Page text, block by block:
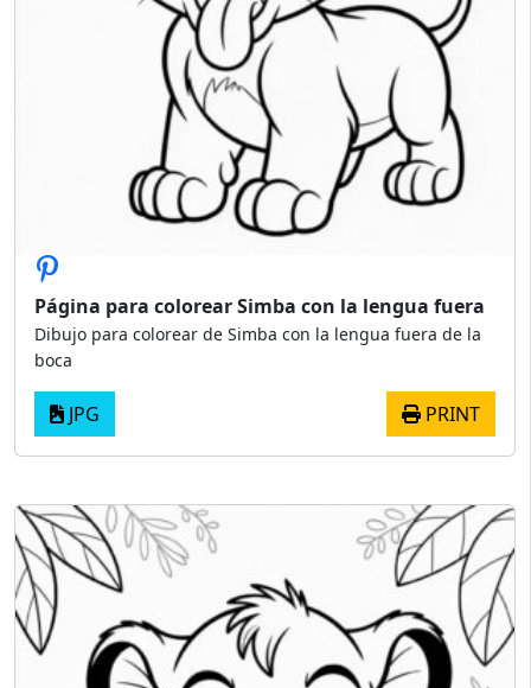
Página para colorear Simba con la lengua fuera
Dibujo para colorear de Simba con la lengua fuera de la
boca
JPG PRINT